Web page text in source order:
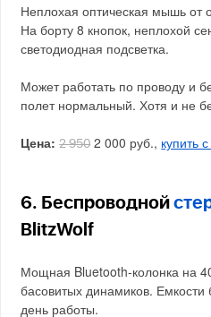
Неплохая оптическая мышь от
На борту 8 кнопок, неплохой
светодиодная подсветка.
Может работать по проводу и
полет нормальный. Хотя и не
Цена: 2 9502 000 руб., купить
6. Беспроводной
BlitzWolf
Мощная Bluetooth-колонка на
басовитых динамиков. Емкости
день работы.